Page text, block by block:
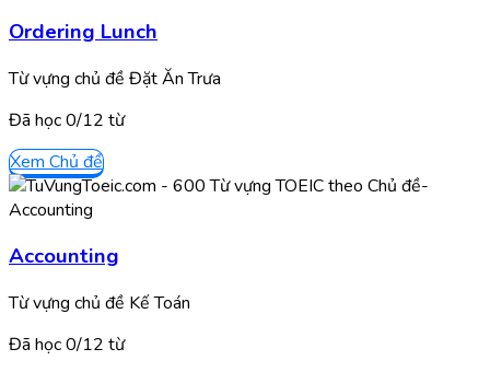
Ordering Lunch
Từ vựng chủ đề Đặt Ăn Trưa
Đã học0/12 từ
Xem Chủ đề
Accounting
Từ vựng chủ đề Kế Toán
Đã học0/12 từ